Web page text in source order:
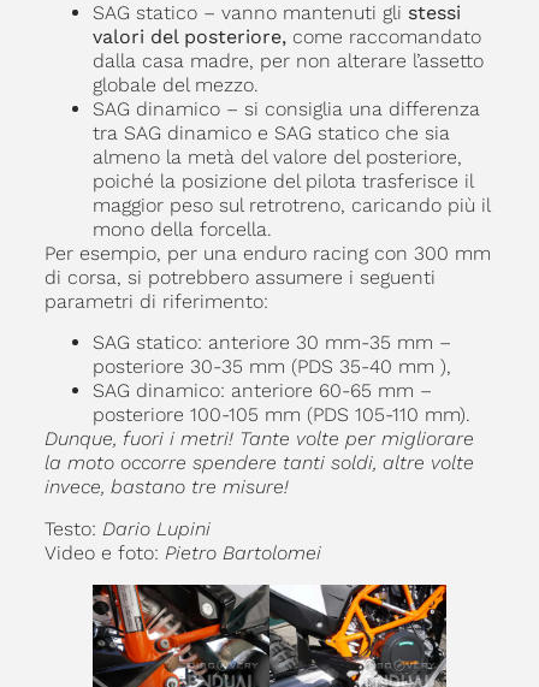
SAG statico – vanno mantenuti gli stessi
valori del posteriore, come raccomandato
dalla casa madre, per non alterare l’assetto
globale del mezzo.
SAG dinamico – si consiglia una differenza
tra SAG dinamico e SAG statico che sia
almeno la metà del valore del posteriore,
poiché la posizione del pilota trasferisce il
maggior peso sul retrotreno, caricando più il
mono della forcella.
Per esempio, per una enduro racing con 300 mm
di corsa, si potrebbero assumere i seguenti
parametri di riferimento:
SAG statico: anteriore 30 mm-35 mm –
posteriore 30-35 mm (PDS 35-40 mm ),
SAG dinamico: anteriore 60-65 mm –
posteriore 100-105 mm (PDS 105-110 mm).
Dunque, fuori i metri! Tante volte per migliorare
la moto occorre spendere tanti soldi, altre volte
invece, bastano tre misure!
Testo: Dario Lupini
Video e foto: Pietro Bartolomei